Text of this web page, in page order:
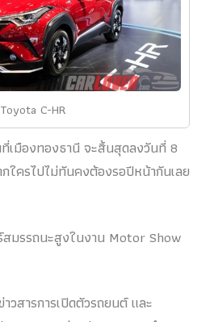
Toyota C-HR
เมืองทองธานี จะสิ้นสุดลงวันที่ 8
ใครไปไม่ทันคงต้องรอปีหน้ากันเลย
มรรถนะสูงในงาน Motor Show
วสารการเปิดตัวรถยนต์ และ